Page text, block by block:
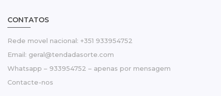
CONTATOS
Rede movel nacional: +351 933954752
Email: geral@tendadasorte.com
Whatsapp – 933954752 – apenas por mensagem
Contacte-nos